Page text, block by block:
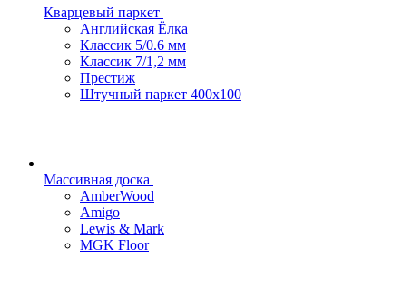
Кварцевый паркет
Английская Ёлка
Классик 5/0.6 мм
Классик 7/1,2 мм
Престиж
Штучный паркет 400x100
Массивная доска
AmberWood
Amigo
Lewis & Mark
MGK Floor